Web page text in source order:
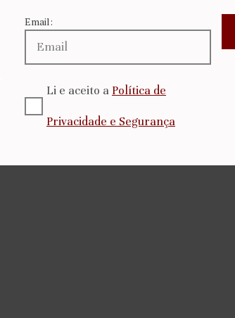
Email:
Li e aceito a Política de
Privacidade e Segurança